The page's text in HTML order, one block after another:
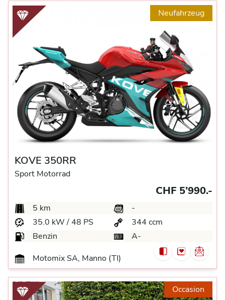
Neufahrzeug
KOVE 350RR
Sport Motorrad
CHF 5’990.-
5 km
-
35.0 kW / 48 PS
344 ccm
Benzin
A-
Motomix SA, Manno (TI)
Occasion